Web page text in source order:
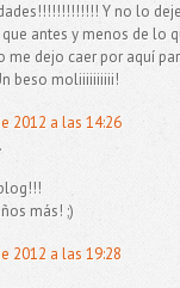
Y no lo
antes y menos de lo
me dejo caer por aquí
beso moliiiiiiiiii!
2012 a las 14:26
más! ;)
2012 a las 19:28